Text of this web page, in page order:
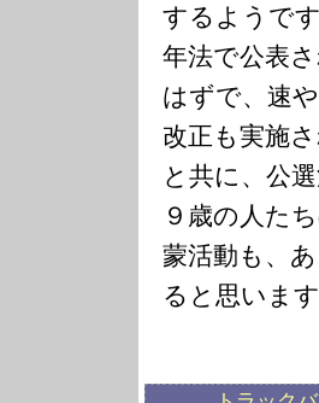
するようで
年法で公表
はずで、速
改正も実施
と共に、公
９歳の人た
蒙活動も、
ると思います